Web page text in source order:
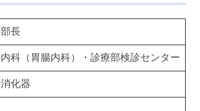
部長
内科（胃腸内科）・診療部検診センター
消化器